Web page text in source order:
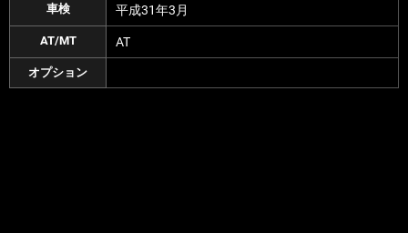
車検 平成31年3月
AT/MT AT
オプション